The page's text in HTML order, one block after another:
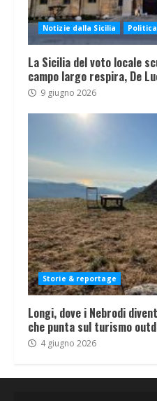
Notizie dalla Sicilia
La Sicilia del voto locale
campo largo respira, De
9 giugno 2026
Storie & reportage
Longi, dove i Nebrodi
che punta sul turismo
4 giugno 2026